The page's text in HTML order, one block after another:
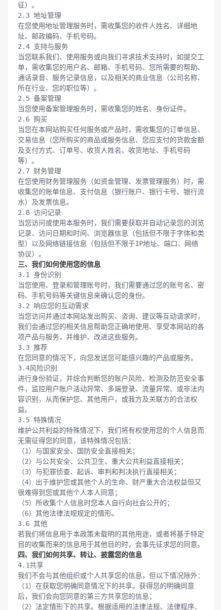
征）。
2.3 地址管理
在您使用地址管理服务时，需收集您的收件人姓名、详细地
址、邮政编码、手机号码。
2.4 支持与服务
当您联系我们、使用服务或向我们寻求技术支持时，如提交工
单，需收集您的用户名、邮箱、手机号码、您所需要的帮助、
通话录音、服务记录信息，以及相关的商业信息（公司名称、
所在行业、您的职位等）。
2.5 备案管理
当您使用备案管理服务时，需收集您的姓名、身份证件。
2.6 购买
当您在本网站购买任何服务或产品时，需收集您的订单信息、
交易信息（您所购买的商品或服务信息、您应支付的货款金额
及支付方式、订单号、收货人姓名、收货地址、手机号码
等）。
2.7 财务管理
在您使用财务管理服务（如资金管理、发票管理服务）时，需
收集您的账单信息、支付信息（银行账户、银行卡号、银行流
水）及发票信息。
2.8 访问记录
当您访问或使用本服务时，我们需要获取并自动记录您的浏览
记录、访问日期和时间、浏览器信息（包括但不限于字体和类
型）以及网络链接信息（包括但不限于IP地址、端口、网络
三、我们如何使用您的信息
3.1 身份识别
当您使用、登录和管理账号时，我们需要通过您的账号名、密
码、手机号码等关键信息来确认您的身份。
3.2 响应您的互动需求
当您访问并通过本网站发出购买、咨询、建议等互动请求时，
我们会通过您的相关信息帮助您正确地使用、享受本网站的各
项产品与服务，并维护、改进这些服务。
3.3 推荐
在您同意的情况下，向您发送您可能感兴趣的产品或服务。
3.4风险识别
进行身份验证，并综合判断您的账户风险、检测及防范安全事
件，监控用户账户活动异常、多端登录、流量异常、或非法内
容识别，从而保护您、其他用户，或我方及关联方的合法权
益。
3.5 特殊情况
维护公共利益的特殊情况下，我们将有权使用您的个人信息而
无需征得您的同意，该特殊情况包括：
（1）与国家安全、国防安全直接相关；
（2）与公共安全、公共卫生、重大公共利益直接相关；
（3）与犯罪侦查、起诉、审判和判决执行直接相关；
（4）出于维护您或其他个人的生命、财产重大合法权益但又
很难得到您或其他个人本人同意；
（5）所收集个人信息时您本人自行向社会公开的；
（6）其他法律法规规定的情形。
3.6 其他
若我们将信息用于本政策未载明的其他用途，或者将基于特定
四、我们如何共享、转让、披露您的信息
4.1共享
我们不会与其他组织或个人共享您的信息，但以下情况除外：
（1）在获取您明确同意情况下的共享。获得您的明确同意
后，我们会向您同意的第三方共享您的信息；
（2）法定情形下的共享。根据适用的法律法规、法律程序、